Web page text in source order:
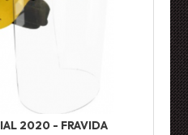
2020 - FRAVIDA